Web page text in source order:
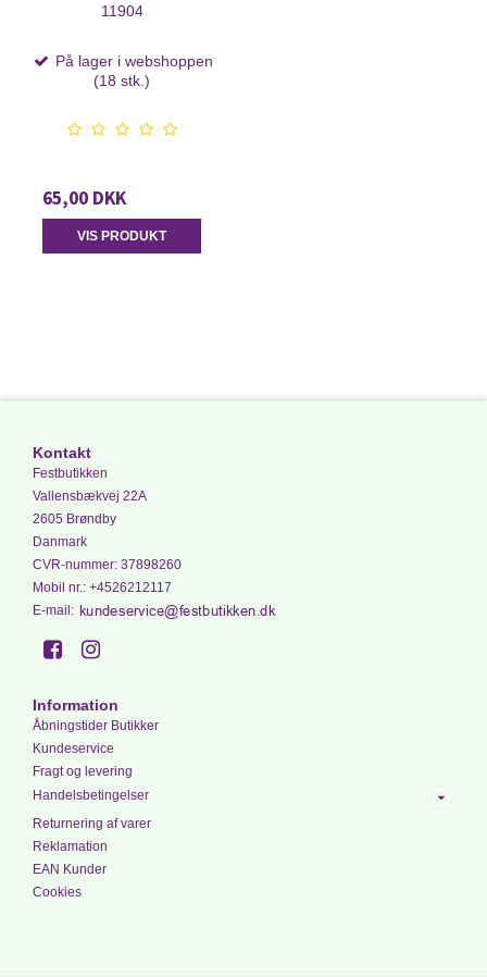
11904
På lager i webshoppen
(18 stk.)
65,00 DKK
VIS PRODUKT
Kontakt
Festbutikken
Vallensbækvej 22A
2605 Brøndby
Danmark
CVR-nummer: 37898260
Mobil nr.: +4526212117
E-mail :
Information
Åbningstider Butikker
Kundeservice
Fragt og levering
Handelsbetingelser
Returnering af varer
Reklamation
EAN Kunder
Cookies